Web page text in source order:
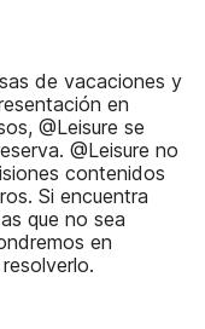
de vacaciones y
en
@Leisure se
@Leisure no
contenidos
Si encuentra
que no sea
en